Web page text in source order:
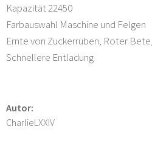
Kapazität 22450
Farbauswahl Maschine und Felgen
Ernte von Zuckerrüben, Roter
Schnellere Entladung
Autor:
CharlieLXXIV